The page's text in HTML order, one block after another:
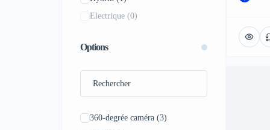
Saab(0)
Scion
Skoda(0)
Smart(0)
Suzuki(0)
Electrique (0)
Options
360-degrée caméra (3)